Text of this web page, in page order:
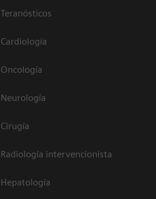
Teranósticos
Cardiología
Oncología
Neurología
Cirugía
Radiología intervencionista
Hepatología